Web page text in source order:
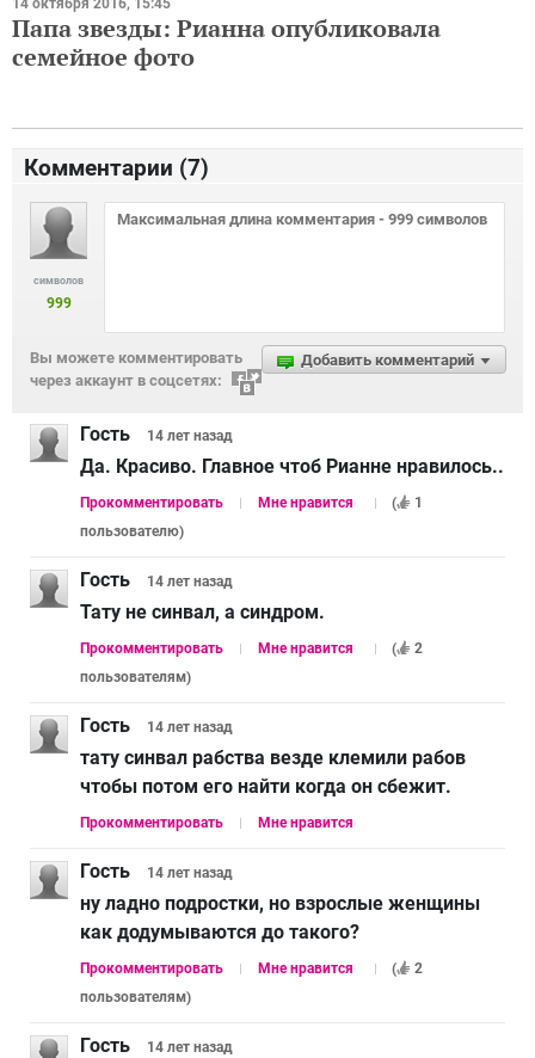
Папа звезды: Рианна опубликовала
семейное фото
Комментарии (7)
символов
999
Добавить комментарий
Вы можете комментировать
через аккаунт в соцсетях:
Гость 14 лет назад
Да. Красиво. Главное чтоб Рианне нравилось..
Прокомментировать Мне нравится (
1
пользователю)
Гость 14 лет назад
Тату не синвал, а синдром.
Прокомментировать Мне нравится (
2
пользователям)
Гость 14 лет назад
тату синвал рабства везде клемили рабов
чтобы потом его найти когда он сбежит.
Прокомментировать Мне нравится
Гость 14 лет назад
ну ладно подростки, но взрослые женщины
как додумываются до такого?
Прокомментировать Мне нравится (
2
пользователям)
Гость 14 лет назад